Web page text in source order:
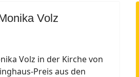
Volz
Volz in der Kirche von
Preis aus den